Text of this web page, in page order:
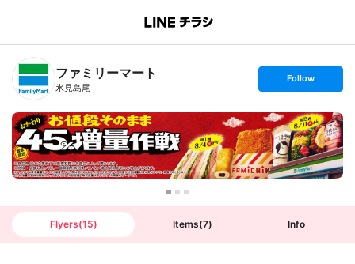
B
n
T
ファミリーマート
氷見島尾
s
t
o
l
l
o
w
Follow
Flyers(15) Items(7) Info